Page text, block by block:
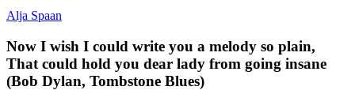
Alja Spaan
Now I wish I could write you a melody so plain,
That could hold you dear lady from going insane
(Bob Dylan, Tombstone Blues)